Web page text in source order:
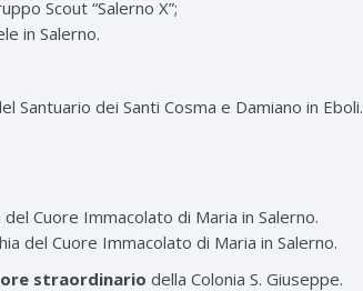
Scout “Salerno X”;
in Salerno.
Santuario dei Santi Cosma e Damiano in Eboli.
Cuore Immacolato di Maria in Salerno.
del Cuore Immacolato di Maria in Salerno.
straordinario della Colonia S. Giuseppe.